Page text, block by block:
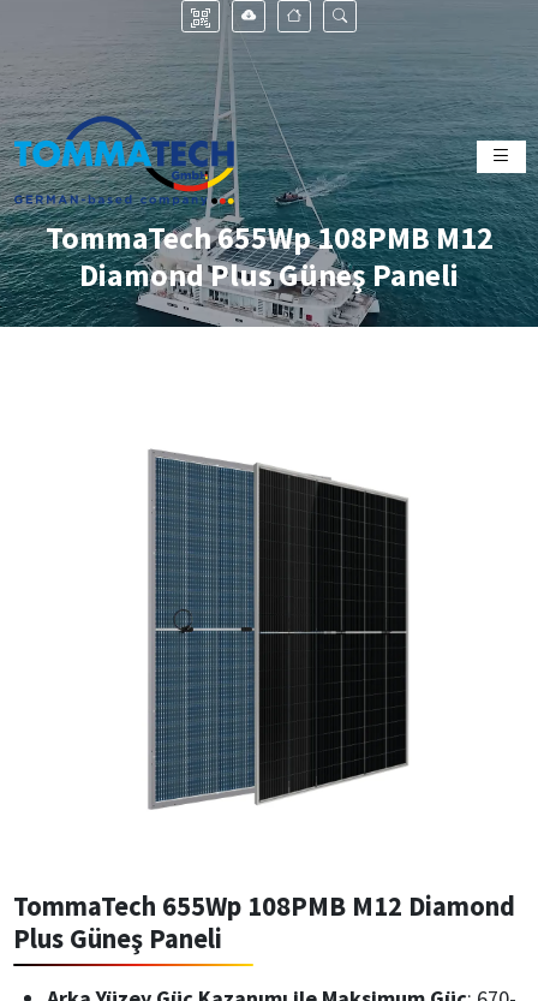
TommaTech 655Wp 108PMB M12
Diamond Plus Güneş Paneli
TommaTech 655Wp 108PMB M12 Diamond
Plus Güneş Paneli